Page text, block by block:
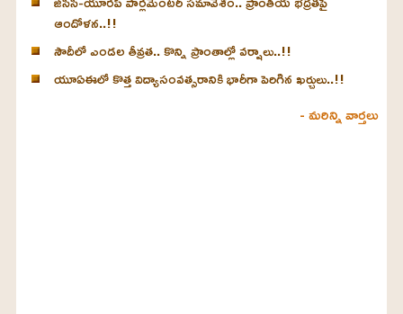
ఆందోళన..!!
సౌదీలో ఎండల తీవ్రత.. కొన్ని ప్రాంతాల్లో వర్షాలు..!!
యూఏఈలో కొత్త విద్యాసంవత్సరానికి భారీగా పెరిగిన ఖర్చులు..!!
- మరిన్ని వార్తలు